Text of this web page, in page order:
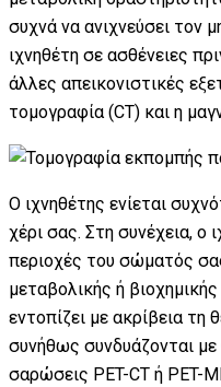
συχνά να ανιχνεύσει τον
ιχνηθέτη σε ασθένειες
άλλες απεικονιστικές
τομογραφία (CT) και η
Ο ιχνηθέτης ενίεται
χέρι σας. Στη συνέχεια, ο
περιοχές του σώματός
μεταβολικής ή
εντοπίζει με ακρίβεια τη
συνήθως συνδυάζονται με
σαρώσεις PET-CT ή PET-